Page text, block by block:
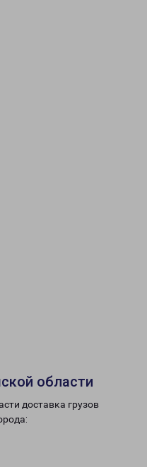
области
доставка грузов